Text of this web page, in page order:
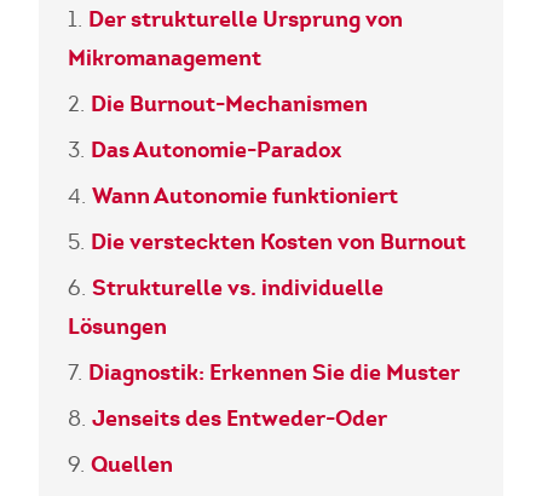
Der strukturelle Ursprung von
Mikromanagement
Die Burnout-Mechanismen
Das Autonomie-Paradox
Wann Autonomie funktioniert
Die versteckten Kosten von Burnout
Strukturelle vs. individuelle
Lösungen
Diagnostik: Erkennen Sie die Muster
Jenseits des Entweder-Oder
Quellen